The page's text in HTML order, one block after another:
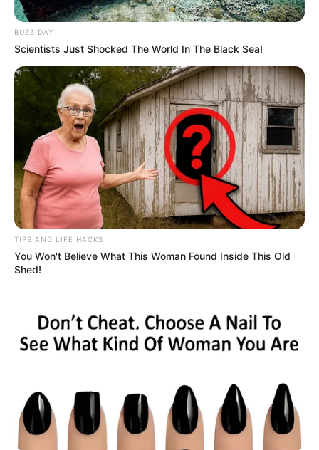
ELN
ELN ataca helicóptero en el Sur de
Bolívar tras anuncio de refuerzo
militar
GUATAPÉ - ANTIOQUIA
Empresarios alertan crisis
familias afectadas tras
ratificación de la
NOTICIAS ANTIOQUIA
extradición a responsables
de ataque a helicóptero en
Amalfi
BUZZ DAY
Scientists Just Shocked The World In The Black Sea!
TIPS AND LIFE HACKS
You Won't Believe What This Woman Found Inside This Old
Shed!